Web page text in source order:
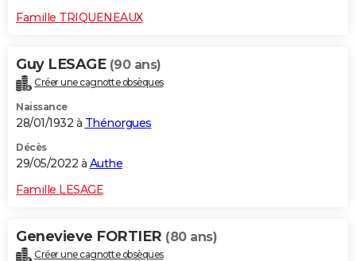
Carte de Noël
Carte Bonne année
Carte Saint-Valentin
Carte Pâques
Carte d'anniversaire
DICTIONNAIRE
Dictionnaire
Biographies
Citations
Expressions
Proverbes
PROGRAMME TV
S'inscrire
Se connecter
Lycées
Collèges
Primaires
Universités
Entreprises
Service militaire
Avis de recherche
AVIS DE DÉCÈS
FORUM
Famille TRIQUENEAUX
Guy LESAGE (90 ans)
Créer une cagnotte obsèques
Naissance
28/01/1932 à Thénorgues
Décès
29/05/2022 à Authe
Famille LESAGE
Genevieve FORTIER (80 ans)
Créer une cagnotte obsèques